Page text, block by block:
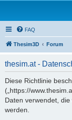
FAQ
Thesim3D Forum
thesim.at -
Diese Richtlinie
(„https://
Daten verwendet,
werden.